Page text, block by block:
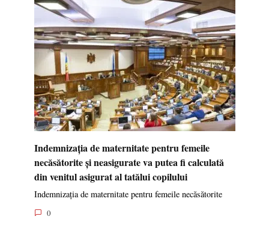
Indemnizația de maternitate pentru femeile
necăsătorite și neasigurate va putea fi calculată
din venitul asigurat al tatălui copilului
Indemnizația de maternitate pentru femeile necăsătorite
0